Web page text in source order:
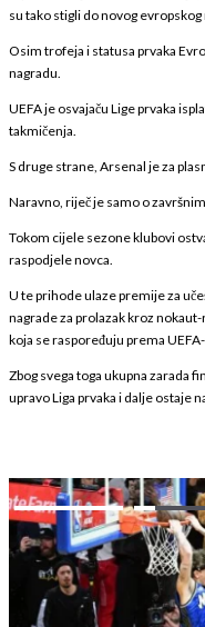
su tako stigli do novog evropskog
Osim trofeja i statusa prvaka
nagradu.
UEFA je osvajaču Lige prvaka
takmičenja.
S druge strane, Arsenal je za
Naravno, riječ je samo o
Tokom cijele sezone klubovi
raspodjele novca.
U te prihode ulaze premije za
nagrade za prolazak kroz
koja se raspoređuju prema
Zbog svega toga ukupna zarada
upravo Liga prvaka i dalje ostaje